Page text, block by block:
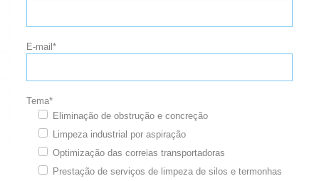
E-mail*
Tema*
Eliminação de obstrução e concreção
Limpeza industrial por aspiração
Optimização das correias transportadoras
Prestação de serviços de limpeza de silos e termonhas